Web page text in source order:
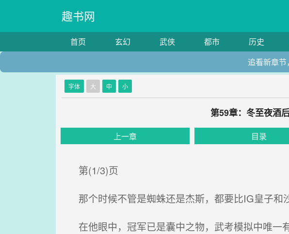
趣书网
首页 玄幻 武侠 都市 历史
追看新章
字体 大 中 小
第59章：冬至夜酒
上一章 目录
第(1/3)页
那个时候不管是蜘蛛还是杰斯，都要比IG皇子和
在他眼中，冠军已是囊中之物，武考模拟中唯一